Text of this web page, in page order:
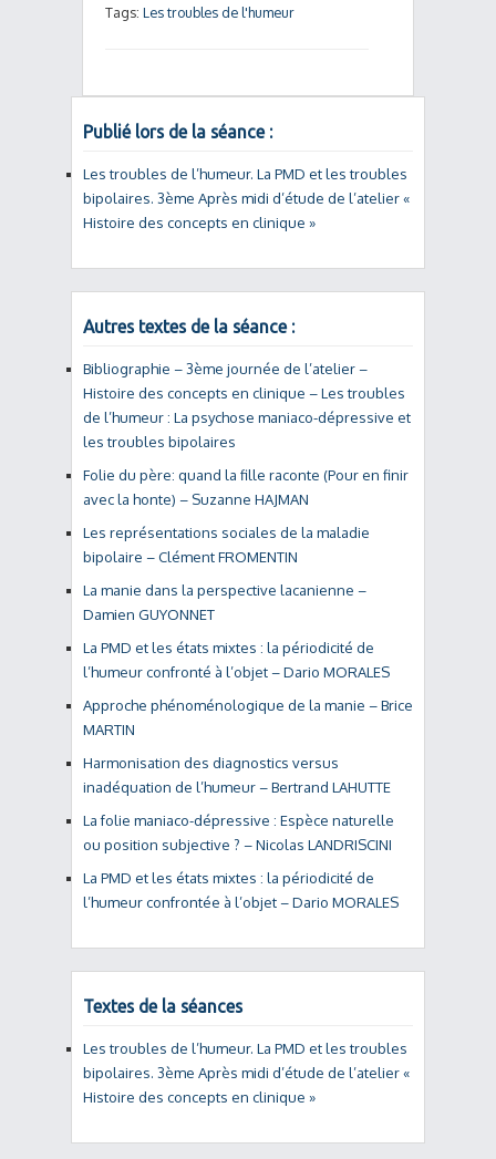
Tags: Les troubles de l'humeur
Publié lors de la séance :
Les troubles de l’humeur. La PMD et les troubles
bipolaires. 3ème Après midi d’étude de l’atelier «
Histoire des concepts en clinique »
Autres textes de la séance :
Bibliographie – 3ème journée de l’atelier –
Histoire des concepts en clinique – Les troubles
de l’humeur : La psychose maniaco-dépressive et
les troubles bipolaires
Folie du père: quand la fille raconte (Pour en finir
avec la honte) – Suzanne HAJMAN
Les représentations sociales de la maladie
bipolaire – Clément FROMENTIN
La manie dans la perspective lacanienne –
Damien GUYONNET
La PMD et les états mixtes : la périodicité de
l’humeur confronté à l’objet – Dario MORALES
Approche phénoménologique de la manie – Brice
MARTIN
Harmonisation des diagnostics versus
inadéquation de l’humeur – Bertrand LAHUTTE
La folie maniaco-dépressive : Espèce naturelle
ou position subjective ? – Nicolas LANDRISCINI
La PMD et les états mixtes : la périodicité de
l’humeur confrontée à l’objet – Dario MORALES
Textes de la séances
Les troubles de l’humeur. La PMD et les troubles
bipolaires. 3ème Après midi d’étude de l’atelier «
Histoire des concepts en clinique »